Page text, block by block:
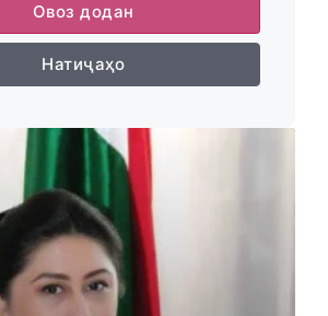
Овоз додан
Натиҷаҳо